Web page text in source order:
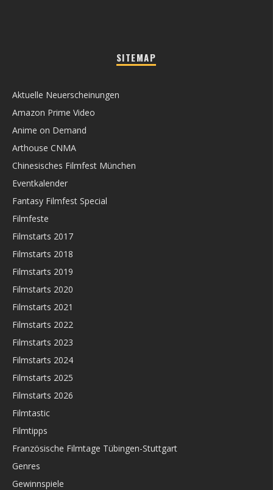
SITEMAP
Aktuelle Neuerscheinungen
Amazon Prime Video
Anime on Demand
Arthouse CNMA
Chinesisches Filmfest München
Eventkalender
Fantasy Filmfest Special
Filmfeste
Filmstarts 2017
Filmstarts 2018
Filmstarts 2019
Filmstarts 2020
Filmstarts 2021
Filmstarts 2022
Filmstarts 2023
Filmstarts 2024
Filmstarts 2025
Filmstarts 2026
Filmtastic
Filmtipps
Französische Filmtage Tübingen-Stuttgart
Genres
Gewinnspiele